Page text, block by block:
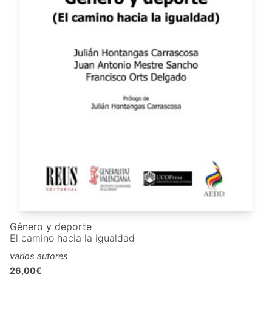
Género y deporte
El camino hacia la igualdad
varios autores
26,00€